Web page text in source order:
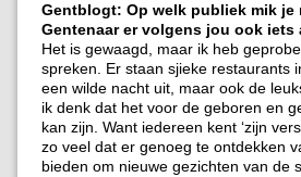
Gentblogt: Op welk publiek mik
Gentenaar er volgens jou ook iets
Het is gewaagd, maar ik heb
spreken. Er staan sjieke restaurants
een wilde nacht uit, maar ook de
ik denk dat het voor de geboren en
kan zijn. Want iedereen kent ‘zijn
zo veel dat er genoeg te ontdekken
bieden om nieuwe gezichten van de